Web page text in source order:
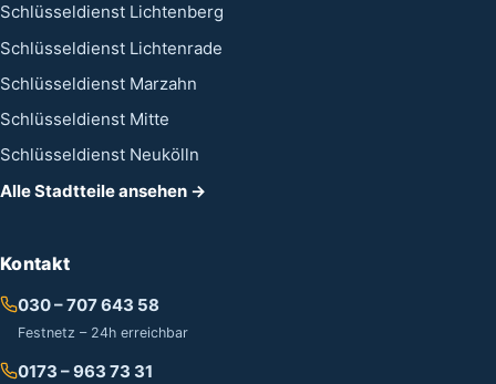
Schlüsseldienst Lichtenberg
Schlüsseldienst Lichtenrade
Schlüsseldienst Marzahn
Schlüsseldienst Mitte
Schlüsseldienst Neukölln
Alle Stadtteile ansehen →
Kontakt
030 – 707 643 58
Festnetz – 24h erreichbar
0173 – 963 73 31